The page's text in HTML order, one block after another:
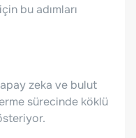
bu adımları
zeka ve bulut
sürecinde köklü